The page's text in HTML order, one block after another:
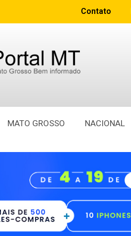
Contato
MATO GROSSO NACIONAL